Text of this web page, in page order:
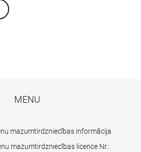
MENU
mazumtirdzniecības informācija
mazumtirdzniecības licence Nr.: